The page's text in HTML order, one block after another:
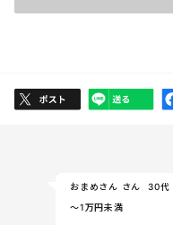
おまめさん さん
30代
～1万円未満